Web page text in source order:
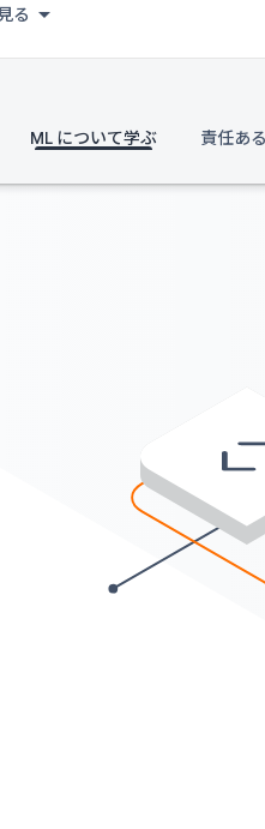
る
ML について学ぶ 責任あ